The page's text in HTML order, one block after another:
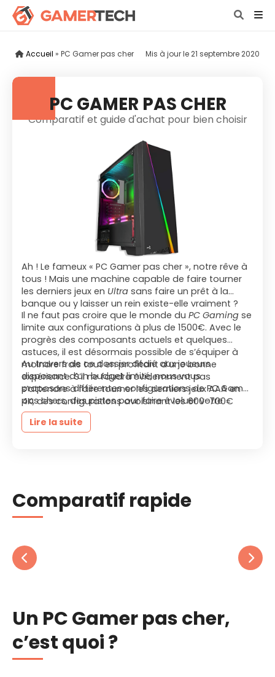
Accueil » PC Gamer pas cher Mis à jour le21 septembre 2020
PC GAMER PAS CHER
Comparatif et guide d'achat pour bien choisir
Ah ! Le fameux « PC Gamer pas cher », notre rêve à
tous ! Mais une machine capable de faire tourner
les derniers jeux en Ultra sans faire un prêt à la
banque ou y laisser un rein existe-elle vraiment ?
Il ne faut pas croire que le monde du PC Gaming se
limite aux configurations à plus de 1500€. Avec le
progrès des composants actuels et quelques
astuces, il est désormais possible de s’équiper à
moindre frais tout en profitant d’une bonne
expérience. S’il ne faudra évidemment pas
s’attendre à faire tourner les derniers jeux AAA en
4K, des configurations avoisinant les 600-700€
sont aujourd’hui capables d’assurer des résultats
tout à fait convaincants.
Au travers de ce dossier dédié aux joueurs
disposant d’un budget limité, nous vous
proposons différentes configurations de PC Gamer
pas chers, des pistes pour faire évoluer votre
machine actuelle ou encore notre sélection
des meilleurs PC portables à moins de 1000€.
Lire la suite
Comparatif rapide
Un PC Gamer pas cher,
c’est quoi ?